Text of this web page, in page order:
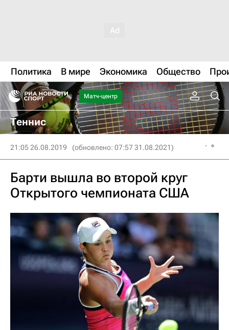
Политика В мире Экономика Общество
Матч-центр
Теннис
21:05 26.08.2019 (обновлено: 07:57 31.08.2021)
Барти вышла во второй круг
Открытого чемпионата США